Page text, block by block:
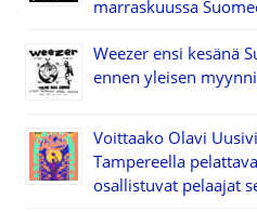
marraskuussa
Weezer ensi kesänä
ennen yleisen
Voittaako Olavi
Tampereella
osallistuvat pelaajat